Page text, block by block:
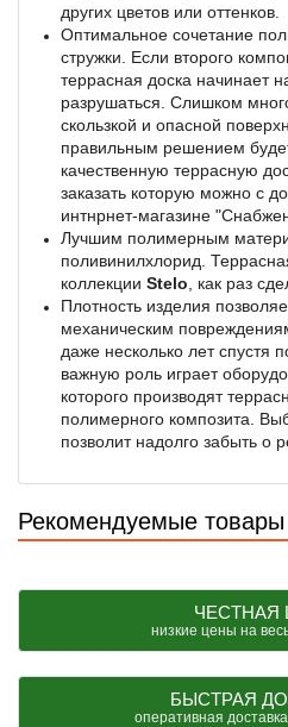
других цветов или оттенков.
Оптимальное сочетание
стружки. Если второго
террасная доска начинает
разрушаться. Слишком
скользкой и опасной
правильным решением
качественную террасную
заказать которую можно с
интнрнет-магазине
Лучшим полимерным
поливинилхлорид.
коллекции Stelo , как раз
Плотность изделия
механическим
даже несколько лет спустя
важную роль играет
которого производят
полимерного композита.
позволит надолго забыть о
Рекомендуемые товары
ЧЕСТНАЯ
низкие цены на
БЫСТРАЯ
оперативная